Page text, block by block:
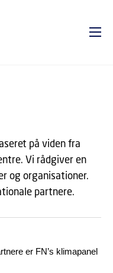
på viden fra
Vi rådgiver en
og organisationer.
partnere.
er FN’s klimapanel